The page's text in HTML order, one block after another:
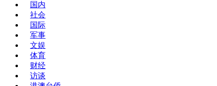
国内
社会
国际
军事
文娱
体育
财经
访谈